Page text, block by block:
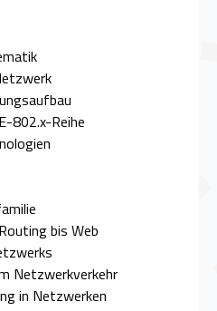
802.x-Reihe
bis Web
Netzwerkverkehr
in Netzwerken